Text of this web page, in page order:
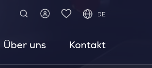
DE
Über uns Kontakt